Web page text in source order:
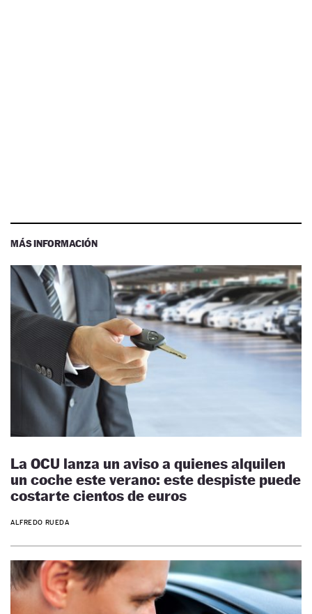
MÁS INFORMACIÓN
La OCU lanza un aviso a quienes alquilen
un coche este verano: este despiste puede
costarte cientos de euros
ALFREDO RUEDA